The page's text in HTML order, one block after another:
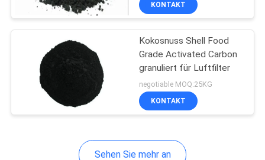
Lösliche
Wiederaufnahme-
Aktivkohle
KONTAKT
Kokosnuss Shell Food
Grade Activated Carbon
granuliert für Luftfilter
negotiable MOQ:25KG
KONTAKT
Sehen Sie mehr an